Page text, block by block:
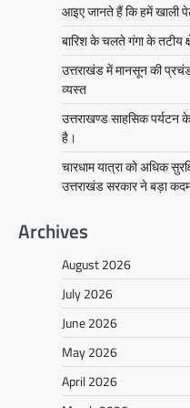
आइए जानते हैं कि हमें खाली
बारिश के चलते गंगा के तटीय
उत्तराखंड में मानसून की
व्यस्त
उत्तराखण्ड साहसिक पर्यटन
है।
चारधाम यात्रा को अधिक
उत्तराखंड सरकार ने बड़ा
Archives
August 2026
July 2026
June 2026
May 2026
April 2026